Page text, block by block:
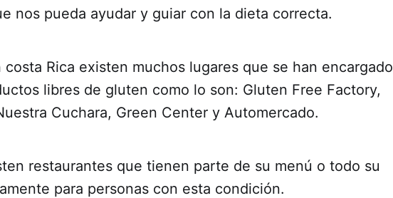
nos pueda ayudar y guiar con la dieta correcta.
costa Rica existen muchos lugares que se han encargado
libres de gluten como lo son: Gluten Free Factory,
Cuchara, Green Center y Automercado.
restaurantes que tienen parte de su menú o todo su
para personas con esta condición.